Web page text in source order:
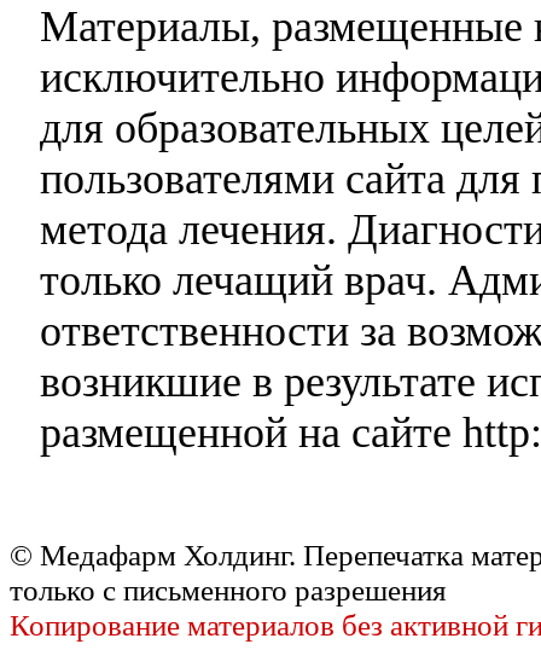
Материалы, размещенные
исключительно
для образовательных
пользователями сайта
метода лечения.
только лечащий врач.
ответственности за
возникшие в результате
размещенной на сайте
© Медафарм Холдинг. Перепечатка
только с письменного разрешения
Копирование материалов без активной